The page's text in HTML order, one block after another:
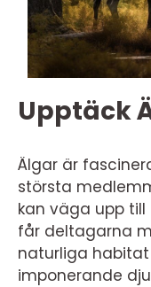
Upptäck
Älgar är
största
kan väga upp till
får deltagarna
naturliga
imponerande